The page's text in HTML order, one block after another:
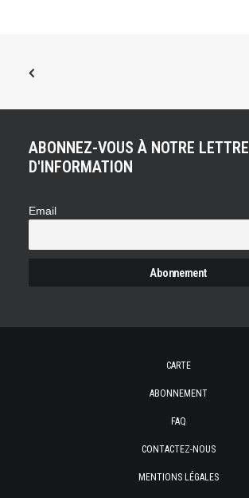
ABONNEZ-VOUS À NOTRE LETTRE
D'INFORMATION
Email
CARTE
ABONNEMENT
FAQ
CONTACTEZ-NOUS
MENTIONS LÉGALES